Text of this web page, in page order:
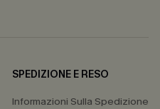
SPEDIZIONE E RESO
Informazioni Sulla Spedizione